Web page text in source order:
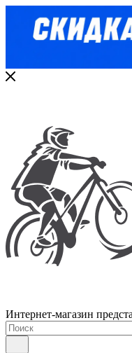
Интернет-магазин